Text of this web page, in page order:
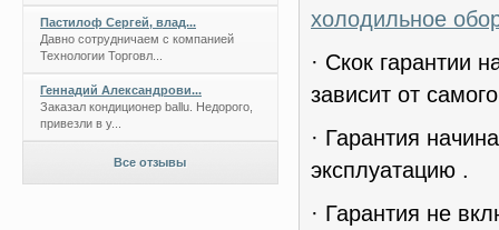
холодильное
· Скок гарантии
зависит от
· Гарантия
эксплуатацию .
· Гарантия не
Пастилоф Сергей, влад...
Давно сотрудничаем с компанией
Технологии Торговл...
Геннадий Александрови...
Заказал кондиционер ballu. Недорого,
привезли в у...
Все отзывы